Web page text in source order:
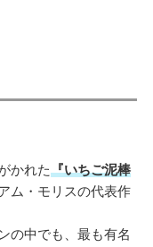
かれた『いちご泥棒
ム・モリスの代表作
の中でも、最も有名